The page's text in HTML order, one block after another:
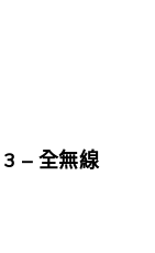
– 全無線